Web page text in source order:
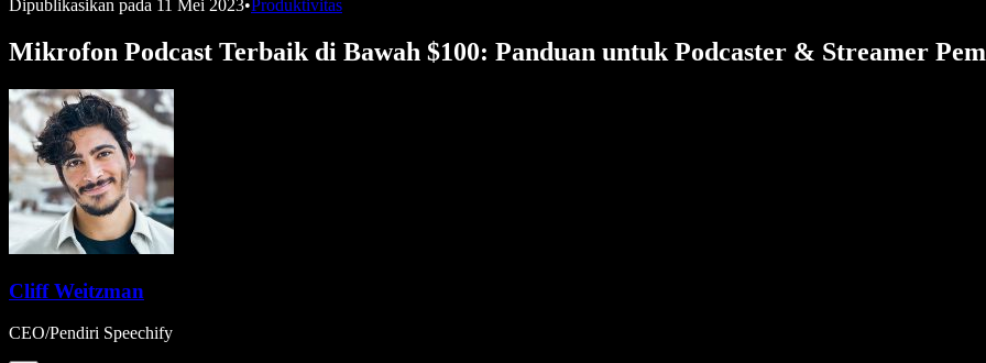
Dipublikasikan pada 11 Mei 2023• Produktivitas
Mikrofon Podcast Terbaik di Bawah $100: Panduan untuk Podcaster & Streamer
Cliff Weitzman
CEO/Pendiri Speechify